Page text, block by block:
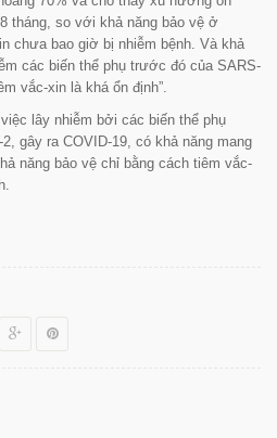
tháng, so với khả năng bảo vệ ở
chưa bao giờ bị nhiễm bệnh. Và khả
các biến thể phụ trước đó của SARS-
vắc-xin là khá ổn định”.
lây nhiễm bởi các biến thể phụ
gây ra COVID-19, có khả năng mang
năng bảo vệ chỉ bằng cách tiêm vắc-